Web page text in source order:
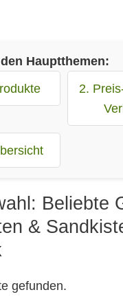
Hauptthemen:
2.
Beliebte
&
gefunden.